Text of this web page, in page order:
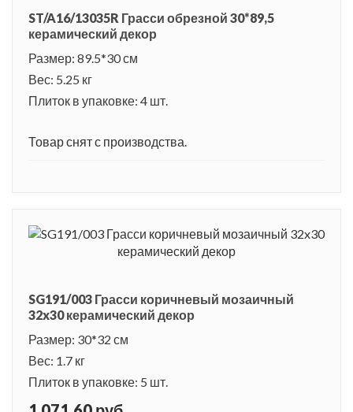
ST/A16/13035R Грасси обрезной 30*89,5
керамический декор
Размер: 89.5*30 см
Вес: 5.25 кг
Плиток в упаковке: 4 шт.
Товар снят с производства.
SG191/003 Грасси коричневый мозаичный
32x30 керамический декор
Размер: 30*32 см
Вес: 1.7 кг
Плиток в упаковке: 5 шт.